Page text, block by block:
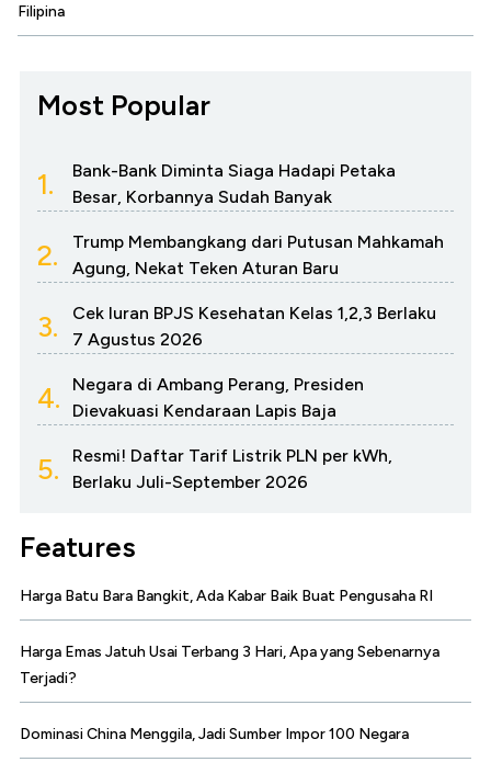
Filipina
Most Popular
1.
Bank-Bank Diminta Siaga Hadapi Petaka
Besar, Korbannya Sudah Banyak
2.
Trump Membangkang dari Putusan Mahkamah
Agung, Nekat Teken Aturan Baru
3.
Cek Iuran BPJS Kesehatan Kelas 1,2,3 Berlaku
7 Agustus 2026
4.
Negara di Ambang Perang, Presiden
Dievakuasi Kendaraan Lapis Baja
5.
Resmi! Daftar Tarif Listrik PLN per kWh,
Berlaku Juli-September 2026
Features
Harga Batu Bara Bangkit, Ada Kabar Baik Buat Pengusaha RI
Harga Emas Jatuh Usai Terbang 3 Hari, Apa yang Sebenarnya
Terjadi?
Dominasi China Menggila, Jadi Sumber Impor 100 Negara